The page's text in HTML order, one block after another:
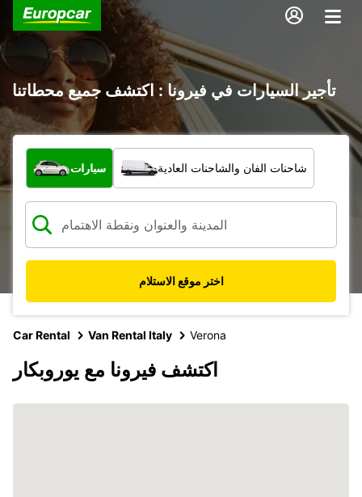
تأجير السيارات في فيرونا : اكتشف جميع محطاتنا
ما نوع المركبة؟
سيارات شاحنات الفان والشاحنات العادية
اختر موقع الاستلام
Car Rental Van Rental Italy Verona
اكتشف فيرونا مع يوروبكار